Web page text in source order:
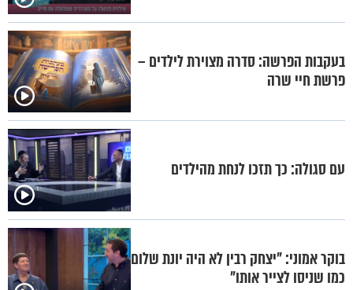
בעקבות הפרשה: סדרה מצוירת לילדים –
פרשת חיי שרה
עם סגולה: כך תזכו לנחת מהילדים
בוקר אמוני: "יצחק רבין לא היה יונת שלום
כמו שניסו לצייר אותו"